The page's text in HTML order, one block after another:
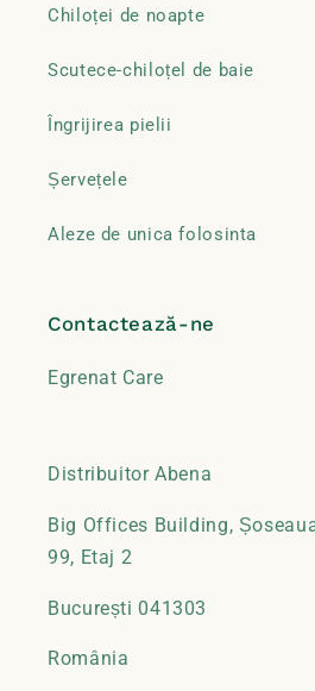
Chiloței de noapte
Scutece-chiloțel de baie
Îngrijirea pielii
Șervețele
Aleze de unica folosinta
Contactează-ne
Egrenat Care
Distribuitor Abena
Big Offices Building,
99, Etaj 2
București 041303
România